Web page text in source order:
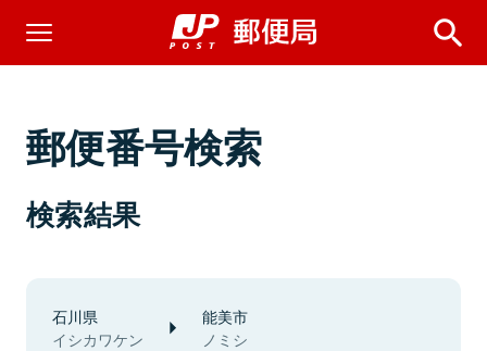
郵便番号検索
検索結果
石川県
イシカワケン
能美市
ノミシ